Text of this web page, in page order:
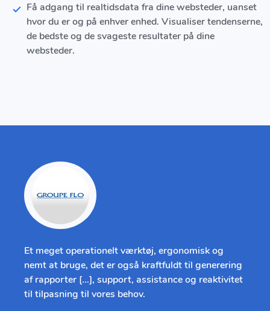
Få adgang til realtidsdata fra dine websteder, uanset
hvor du er og på enhver enhed. Visualiser tendenserne,
de bedste og de svageste resultater på dine
websteder.
Et meget operationelt værktøj, ergonomisk og
nemt at bruge, det er også kraftfuldt til generering
af rapporter [...], support, assistance og reaktivitet
til tilpasning til vores behov.